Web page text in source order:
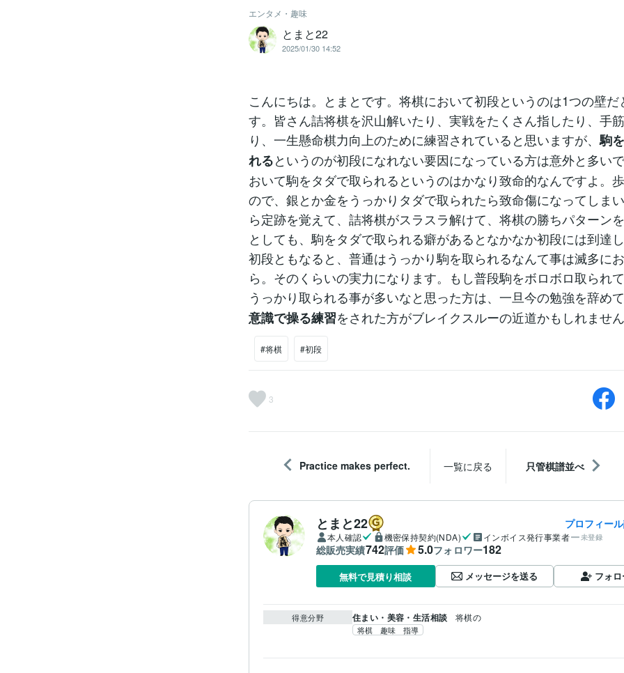
エンタメ・趣味
とまと22
2025/01/30 14:52
こんにちは。とまとです。将棋において初段というのは1つの壁だ
す。皆さん詰将棋を沢山解いたり、実戦をたくさん指したり、手
り、一生懸命棋力向上のために練習されていると思いますが、駒
れるというのが初段になれない要因になっている方は意外と多い
おいて駒をタダで取られるというのはかなり致命的なんですよ。
ので、銀とか金をうっかりタダで取られたら致命傷になってしま
ら定跡を覚えて、詰将棋がスラスラ解けて、将棋の勝ちパターン
としても、駒をタダで取られる癖があるとなかなか初段には到達し
初段ともなると、普通はうっかり駒を取られるなんて事は滅多に
ら。そのくらいの実力になります。もし普段駒をボロボロ取られて
うっかり取られる事が多いなと思った方は、一旦今の勉強を辞め
意識で操る練習をされた方がブレイクスルーの近道かもしれません
#将棋 #初段
3
Practice makes perfect. 一覧に戻る 只管棋譜並べ
とまと22 プロフィー
本人確認 機密保持契約(NDA) インボイス発行事業者 未登録
総販売実績742評価 5.0フォロワー182
無料で見積り相談 メッセージを送る フォ
得意分野 住まい・美容・生活相談 将棋の
将棋 趣味 指導